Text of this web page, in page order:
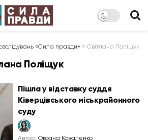
«Сила правди» > Світлана Поліщук
Поліщук
Пішла у відставку суддя
Ківерцівського міськрайонного
суду
Автор: Оксана Коваленко